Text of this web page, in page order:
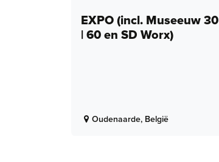
EXPO (incl. Museeuw 30
| 60 en SD Worx)
Oudenaarde, België